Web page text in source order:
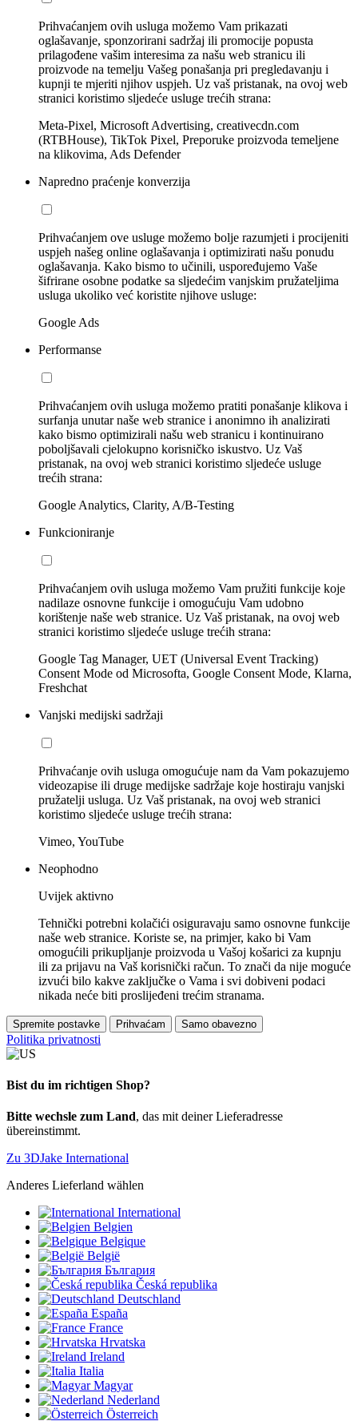
Prihvaćanjem ovih usluga možemo Vam prikazati
oglašavanje, sponzorirani sadržaj ili promocije popusta
prilagođene vašim interesima za našu web stranicu ili
proizvode na temelju Vašeg ponašanja pri pregledavanju i
kupnji te mjeriti njihov uspjeh. Uz vaš pristanak, na ovoj web
stranici koristimo sljedeće usluge trećih strana:
Meta-Pixel, Microsoft Advertising, creativecdn.com
(RTBHouse), TikTok Pixel, Preporuke proizvoda temeljene
na klikovima, Ads Defender
Napredno praćenje konverzija
Prihvaćanjem ove usluge možemo bolje razumjeti i procijeniti
uspjeh našeg online oglašavanja i optimizirati našu ponudu
oglašavanja. Kako bismo to učinili, uspoređujemo Vaše
šifrirane osobne podatke sa sljedećim vanjskim pružateljima
usluga ukoliko već koristite njihove usluge:
Google Ads
Performanse
Prihvaćanjem ovih usluga možemo pratiti ponašanje klikova i
surfanja unutar naše web stranice i anonimno ih analizirati
kako bismo optimizirali našu web stranicu i kontinuirano
poboljšavali cjelokupno korisničko iskustvo. Uz Vaš
pristanak, na ovoj web stranici koristimo sljedeće usluge
trećih strana:
Google Analytics, Clarity, A/B-Testing
Funkcioniranje
Prihvaćanjem ovih usluga možemo Vam pružiti funkcije koje
nadilaze osnovne funkcije i omogućuju Vam udobno
korištenje naše web stranice. Uz Vaš pristanak, na ovoj web
stranici koristimo sljedeće usluge trećih strana:
Google Tag Manager, UET (Universal Event Tracking)
Consent Mode od Microsofta, Google Consent Mode, Klarna,
Freshchat
Vanjski medijski sadržaji
Prihvaćanje ovih usluga omogućuje nam da Vam pokazujemo
videozapise ili druge medijske sadržaje koje hostiraju vanjski
pružatelji usluga. Uz Vaš pristanak, na ovoj web stranici
koristimo sljedeće usluge trećih strana:
Vimeo, YouTube
Neophodno
Uvijek aktivno
Tehnički potrebni kolačići osiguravaju samo osnovne funkcije
naše web stranice. Koriste se, na primjer, kako bi Vam
omogućili prikupljanje proizvoda u Vašoj košarici za kupnju
ili za prijavu na Vaš korisnički račun. To znači da nije moguće
izvući bilo kakve zaključke o Vama i svi dobiveni podaci
nikada neće biti proslijeđeni trećim stranama.
Spremite postavke Prihvaćam Samo obavezno
Politika privatnosti
Bist du im richtigen Shop?
Bitte wechsle zum Land, das mit deiner Lieferadresse
übereinstimmt.
Zu 3DJake International
Anderes Lieferland wählen
International
Belgien
Belgique
België
България
Česká republika
Deutschland
España
France
Hrvatska
Ireland
Italia
Magyar
Nederland
Österreich